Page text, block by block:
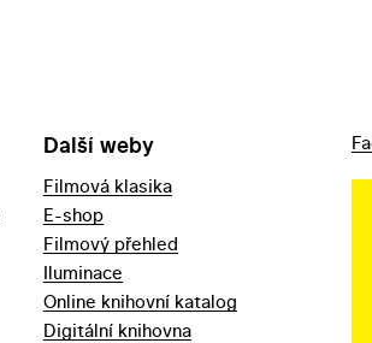
Další weby
Filmová klasika
E-shop
Filmový přehled
Iluminace
Online knihovní katalog
Digitální knihovna